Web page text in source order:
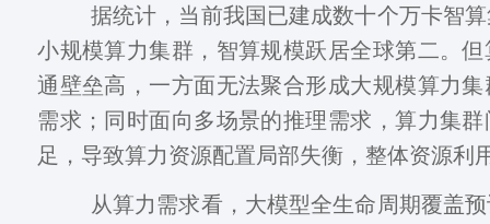
据统计，当前我国已建成数十个万卡智算
小规模算力集群，智算规模跃居全球第二。
通壁垒高，一方面无法聚合形成大规模算力
需求；同时面向多场景的推理需求，算力集
足，导致算力资源配置局部失衡，整体资源利
从算力需求看，大模型全生命周期覆盖预